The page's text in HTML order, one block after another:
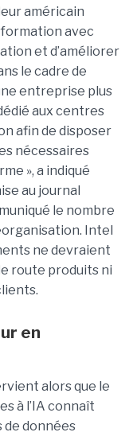
américain
avec
et d’améliorer
le cadre de
entreprise plus
aux centres
afin de disposer
nécessaires
», a indiqué
au journal
le nombre
Intel
ne devraient
route produits ni
en
alors que le
à l’IA connaît
données